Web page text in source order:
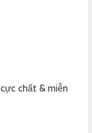
chất & miễn